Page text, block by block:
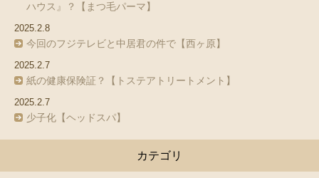
ハウス』？【まつ毛パーマ】
2025.2.8
今回のフジテレビと中居君の件で【西ヶ原】
2025.2.7
紙の健康保険証？【トステアトリートメント】
2025.2.7
少子化【ヘッドスパ】
カテゴリ